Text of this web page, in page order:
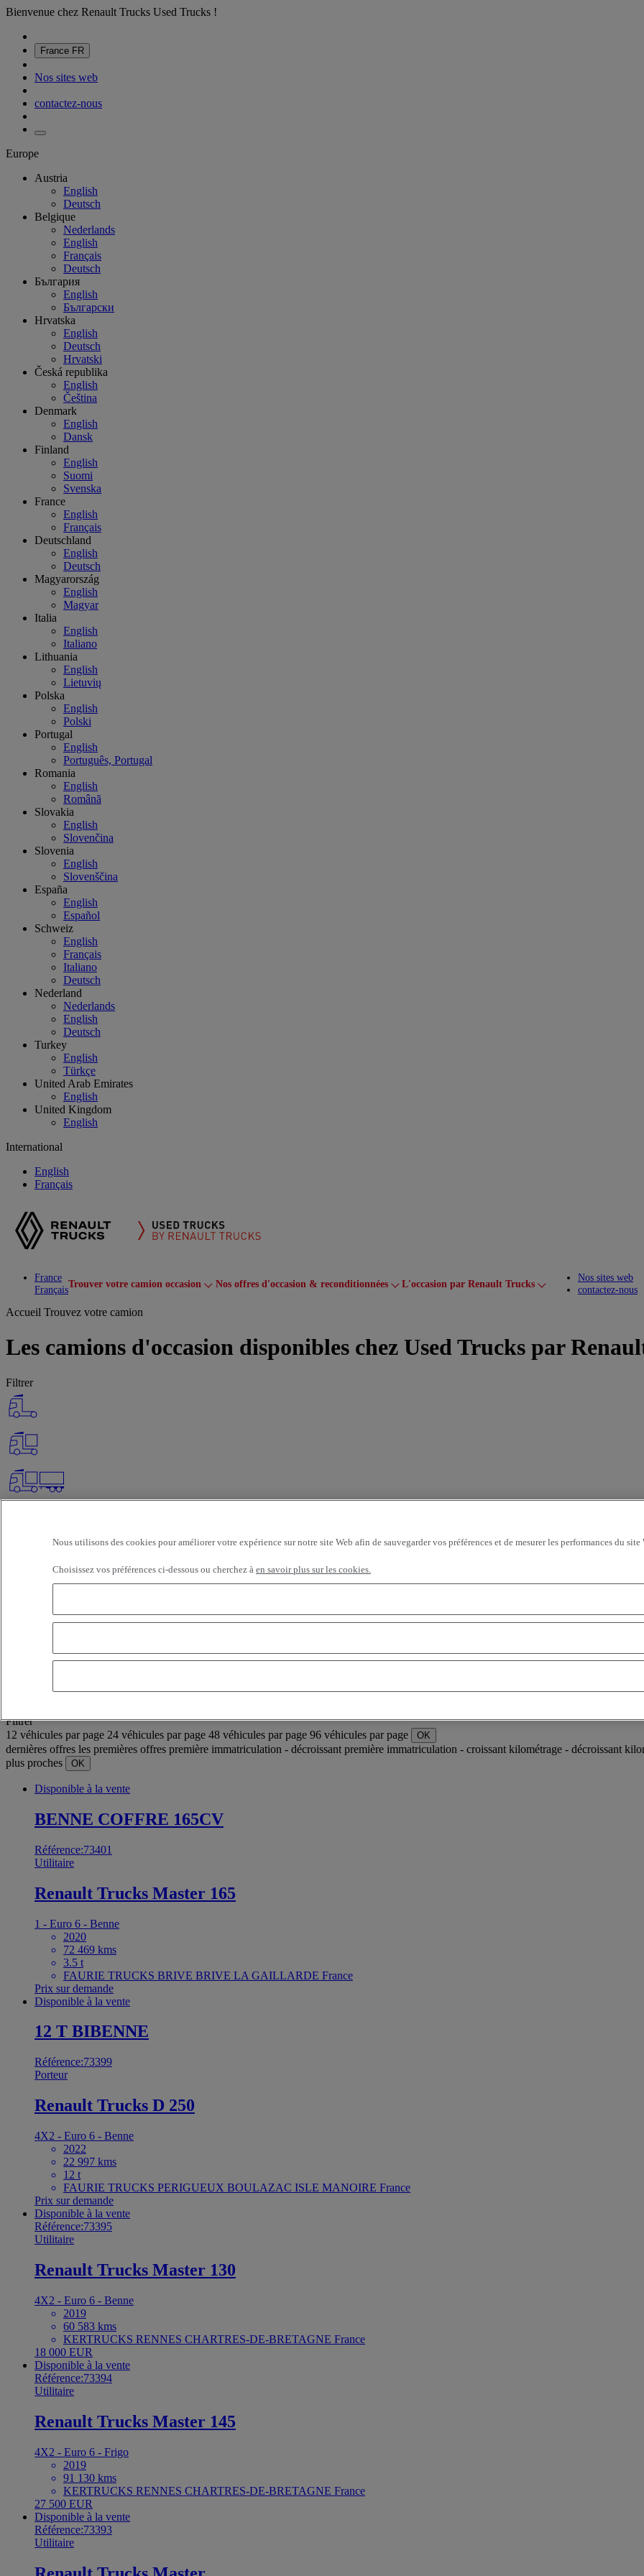
Bienvenue chez Renault Trucks Used Trucks !
France FR
Nos sites web
contactez-nous
Europe
Austria
English
Deutsch
Belgique
Nederlands
English
Français
Deutsch
България
English
Български
Hrvatska
English
Deutsch
Hrvatski
Česká republika
English
Čeština
Denmark
English
Dansk
Finland
English
Suomi
Svenska
France
English
Français
Deutschland
English
Deutsch
Magyarország
English
Magyar
Italia
English
Italiano
Lithuania
English
Lietuvių
Polska
English
Polski
Portugal
English
Português, Portugal
Romania
English
Română
Slovakia
English
Slovenčina
Slovenia
English
Slovenščina
España
English
Español
Schweiz
English
Français
Italiano
Deutsch
Nederland
Nederlands
English
Deutsch
Turkey
English
Türkçe
United Arab Emirates
English
United Kingdom
English
International
English
Français
France
Français
Trouver votre camion occasion Toggle submenu
Nos offres d'occasion & reconditionnées Toggle submenu
L'occasion par Renault Trucks Toggle submenu
Nos sites web
contactez-nous
Accueil Trouvez votre camion
Les camions d'occasion disponibles chez Used Trucks par
Filtrer
OK
Filtrer
12 véhicules par page 24 véhicules par page 48 véhicules par page 96 véhicules par page OK
dernières offres les premières offres première immatriculation - décroissant première immatriculation - croissant kilométrage - décroissant
plus proches
OK
Disponible à la vente
BENNE COFFRE 165CV
Référence:73401
Utilitaire
Renault Trucks Master 165
1 - Euro 6 - Benne
2020
72 469 kms
3.5 t
FAURIE TRUCKS BRIVE BRIVE LA GAILLARDE France
Prix sur demande
Disponible à la vente
12 T BIBENNE
Référence:73399
Porteur
Renault Trucks D 250
4X2 - Euro 6 - Benne
2022
22 997 kms
12 t
FAURIE TRUCKS PERIGUEUX BOULAZAC ISLE MANOIRE France
Prix sur demande
Disponible à la vente
Référence:73395
Utilitaire
Renault Trucks Master 130
4X2 - Euro 6 - Benne
2019
60 583 kms
KERTRUCKS RENNES CHARTRES-DE-BRETAGNE France
18 000 EUR
Disponible à la vente
Référence:73394
Utilitaire
Renault Trucks Master 145
4X2 - Euro 6 - Frigo
2019
91 130 kms
KERTRUCKS RENNES CHARTRES-DE-BRETAGNE France
27 500 EUR
Disponible à la vente
Référence:73393
Utilitaire
Nous utilisons des cookies pour améliorer votre expérience sur notre site Web afin de sauvegarder vos préférences et de mesurer les performances du
Choisissez vos préférences ci-dessous ou cherchez à en savoir plus sur les cookies.